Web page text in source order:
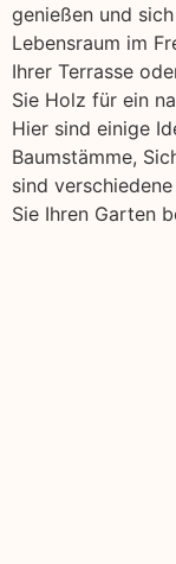
genießen und
Lebensraum im
Ihrer Terrasse
Sie Holz für ein
Hier sind einige
Baumstämme,
sind
Sie Ihren Garten